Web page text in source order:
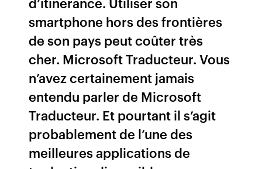
smartphone hors des frontières
de son pays peut coûter très
cher. Microsoft Traducteur. Vous
n’avez certainement jamais
entendu parler de Microsoft
Traducteur. Et pourtant il s’agit
probablement de l’une des
meilleures applications de